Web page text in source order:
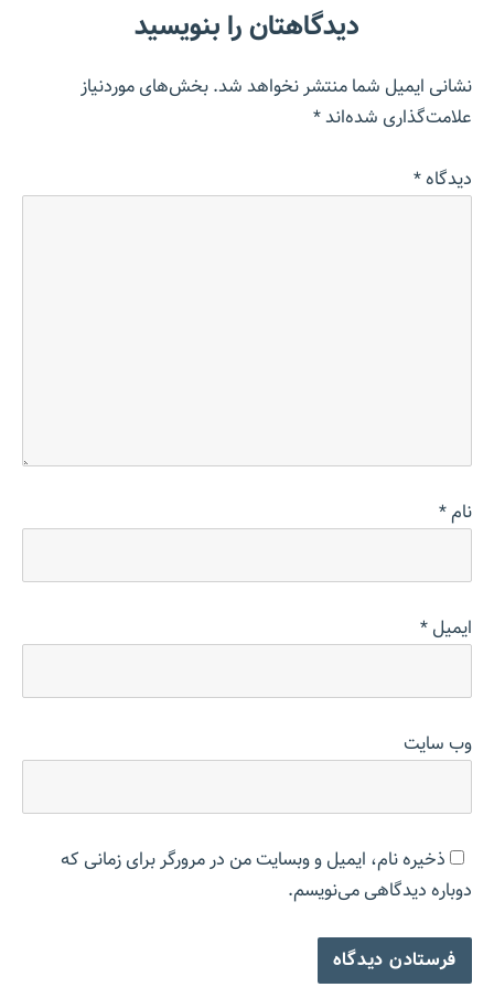
دیدگاهتان را بنویسید
نشانی ایمیل شما منتشر نخواهد شد.بخش‌های موردنیاز
علامت‌گذاری شده‌اند*
دیدگاه*
نام*
ایمیل*
وب‌ سایت
ذخیره نام، ایمیل و وبسایت من در مرورگر برای زمانی که
دوباره دیدگاهی می‌نویسم.